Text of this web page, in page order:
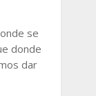
se
donde
dar